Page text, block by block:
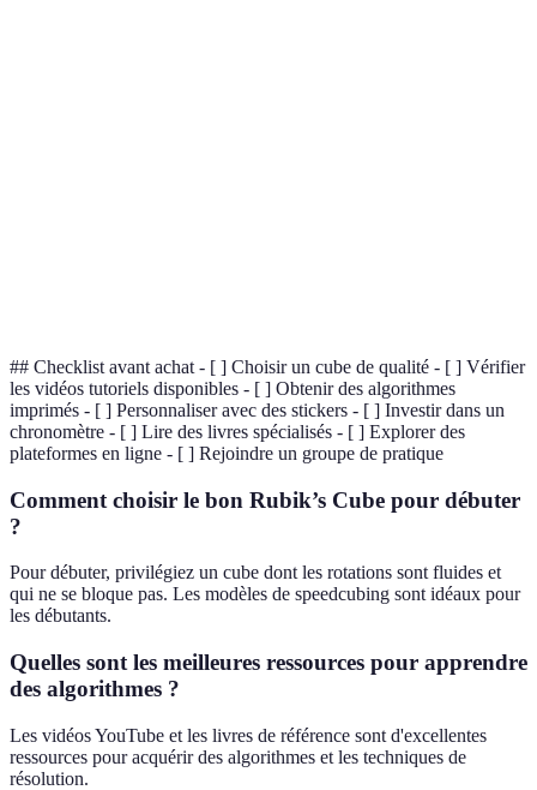
## Checklist avant achat - [ ] Choisir un cube de qualité - [ ] Vérifier
les vidéos tutoriels disponibles - [ ] Obtenir des algorithmes
imprimés - [ ] Personnaliser avec des stickers - [ ] Investir dans un
chronomètre - [ ] Lire des livres spécialisés - [ ] Explorer des
plateformes en ligne - [ ] Rejoindre un groupe de pratique
Comment choisir le bon Rubik’s Cube pour débuter
?
Pour débuter, privilégiez un cube dont les rotations sont fluides et
qui ne se bloque pas. Les modèles de speedcubing sont idéaux pour
les débutants.
Quelles sont les meilleures ressources pour apprendre
des algorithmes ?
Les vidéos YouTube et les livres de référence sont d'excellentes
ressources pour acquérir des algorithmes et les techniques de
résolution.